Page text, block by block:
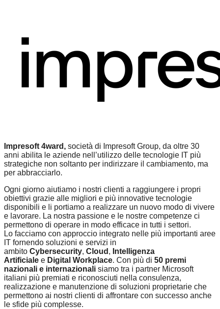
Impresoft 4ward, società di Impresoft Group, da oltre 30
anni abilita le aziende nell’utilizzo delle tecnologie IT più
strategiche non soltanto per indirizzare il cambiamento, ma
per abbracciarlo.
Ogni giorno aiutiamo i nostri clienti a raggiungere i propri
obiettivi grazie alle migliori e più innovative tecnologie
disponibili e li portiamo a realizzare un nuovo modo di vivere
e lavorare. La nostra passione e le nostre competenze ci
permettono di operare in modo efficace in tutti i settori.
Lo facciamo con approccio integrato nelle più importanti aree
IT fornendo soluzioni e servizi in
ambito Cybersecurity, Cloud , Intelligenza
Artificiale e Digital Workplace. Con più di 50 premi
nazionali e internazionali siamo tra i partner Microsoft
italiani più premiati e riconosciuti nella consulenza,
realizzazione e manutenzione di soluzioni proprietarie che
permettono ai nostri clienti di affrontare con successo anche
le sfide più complesse.